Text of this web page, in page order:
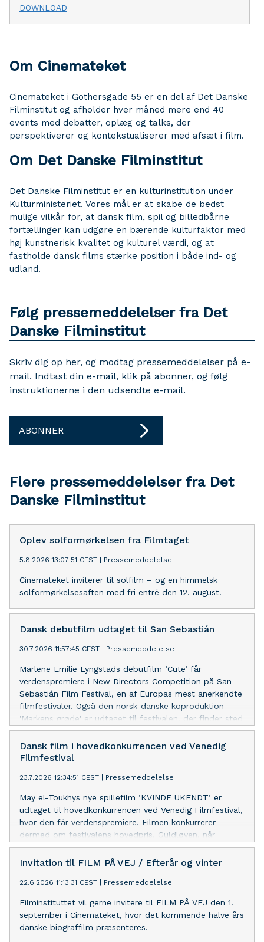
DOWNLOAD
Om Cinemateket
Cinemateket i Gothersgade 55 er en del af Det Danske
Filminstitut og afholder hver måned mere end 40
events med debatter, oplæg og talks, der
perspektiverer og kontekstualiserer med afsæt i film.
Om Det Danske Filminstitut
Det Danske Filminstitut er en kulturinstitution under
Kulturministeriet. Vores mål er at skabe de bedst
mulige vilkår for, at dansk film, spil og billedbårne
fortællinger kan udgøre en bærende kulturfaktor med
høj kunstnerisk kvalitet og kulturel værdi, og at
fastholde dansk films stærke position i både ind- og
udland.
Følg pressemeddelelser fra Det
Danske Filminstitut
Skriv dig op her, og modtag pressemeddelelser på e-
mail. Indtast din e-mail, klik på abonner, og følg
instruktionerne i den udsendte e-mail.
ABONNER
Flere pressemeddelelser fra Det
Danske Filminstitut
Oplev solformørkelsen fra Filmtaget
5.8.2026 13:07:51 CEST | Pressemeddelelse
Cinemateket inviterer til solfilm – og en himmelsk
solformørkelsesaften med fri entré den 12. august.
Dansk debutfilm udtaget til San Sebastián
30.7.2026 11:57:45 CEST | Pressemeddelelse
Marlene Emilie Lyngstads debutfilm ’Cute’ får
verdenspremiere i New Directors Competition på San
Sebastián Film Festival, en af Europas mest anerkendte
filmfestivaler. Også den norsk-danske koproduktion
'Markens grøde' er udtaget til festivalen, der finder sted
18.-26. september.
Dansk film i hovedkonkurrencen ved Venedig
Filmfestival
23.7.2026 12:34:51 CEST | Pressemeddelelse
May el-Toukhys nye spillefilm ’KVINDE UKENDT’ er
udtaget til hovedkonkurrencen ved Venedig Filmfestival,
hvor den får verdenspremiere. Filmen konkurrerer
dermed om festivalens hovedpris, Guldløven, når
festivalen åbner den 2. september.
Invitation til FILM PÅ VEJ / Efterår og vinter
22.6.2026 11:13:31 CEST | Pressemeddelelse
Filminstituttet vil gerne invitere til FILM PÅ VEJ den 1.
september i Cinemateket, hvor det kommende halve års
danske biograffilm præsenteres.